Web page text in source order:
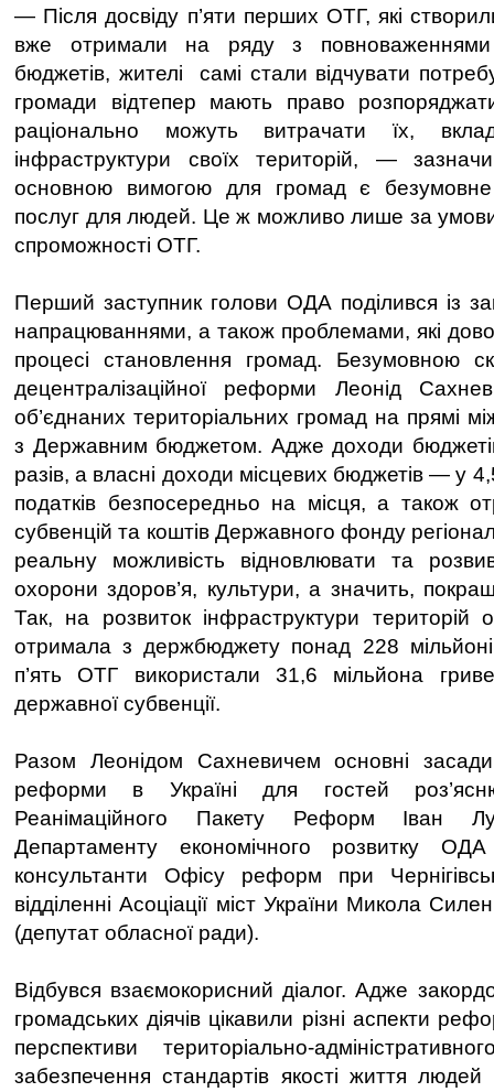
— Після досвіду п’яти перших ОТГ, які
вже отримали на ряду з повноваженнями
бюджетів, жителі самі стали відчувати
громади відтепер мають право
раціонально можуть витрачати їх,
інфраструктури своїх територій, —
основною вимогою для громад є безумовне
послуг для людей. Це ж можливо лише за умови
спроможності ОТГ.
Перший заступник голови ОДА поділився із
напрацюваннями, а також проблемами, які
процесі становлення громад. Безумовною
децентралізаційної реформи Леонід
об’єднаних територіальних громад на прямі
з Державним бюджетом. Адже доходи
разів, а власні доходи місцевих бюджетів — у
податків безпосередньо на місця, а також
субвенцій та коштів Державного фонду
реальну можливість відновлювати та
охорони здоров’я, культури, а значить,
Так, на розвиток інфраструктури територій
отримала з держбюджету понад 228
п’ять ОТГ використали 31,6 мільйона
державної субвенції.
Разом Леонідом Сахневичем основні засади
реформи в Україні для гостей
Реанімаційного Пакету Реформ Іван
Департаменту економічного розвитку
консультанти Офісу реформ при
відділенні Асоціації міст України Микола
(депутат обласної ради).
Відбувся взаємокорисний діалог. Адже
громадських діячів цікавили різні аспекти
перспективи територіально-
забезпечення стандартів якості життя